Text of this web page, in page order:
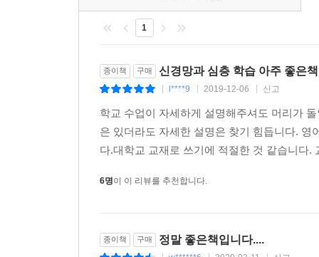
3.4 기울기 소실 및 폭발 문제 193
3.4.1 기하학으로 살펴본 기울기 비의 효과 194
3.4.3 뉴런의 죽음과 ‘뇌손상’ 198
3.5 경사 하강 전략들 199
3.5.1 학습 속도 감쇄 200
3.5.2 운동량 기반 학습 201
3.5.3 매개변수 고유 학습 속도 204
3.5.5 기울기 절단 211
3.5.8 극소점과 가짜 최소점 225
3.6 배치 정규화 226
1
종이책 구매 신경망과 심층 학습 아주 좋은책
l****9 2019-12-06 신고
학교 수업이 자세하게 설명해주셔도 머리가
은 있더라도 자세한 설명은 찾기 힘듭니다.
다.대학교 교재로 쓰기에 적절한 것 같습니다
6명이 이 리뷰를 추천합니다.
종이책 구매 정말 좋은책입니다....